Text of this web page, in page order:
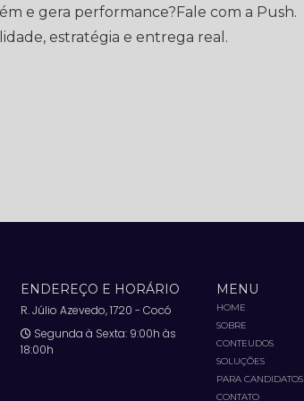
e gera performance?Fale com a Push.
estratégia e entrega real.
ENDEREÇO E HORÁRIO
R. Júlio Azevedo, 1720 - Cocó
Segunda à Sexta: 9:00h às
18:00h
MENU
HOME
SOBRE
CONTEUDOS
SOLUÇÕES
PARA CANDIDATOS
CONTATO